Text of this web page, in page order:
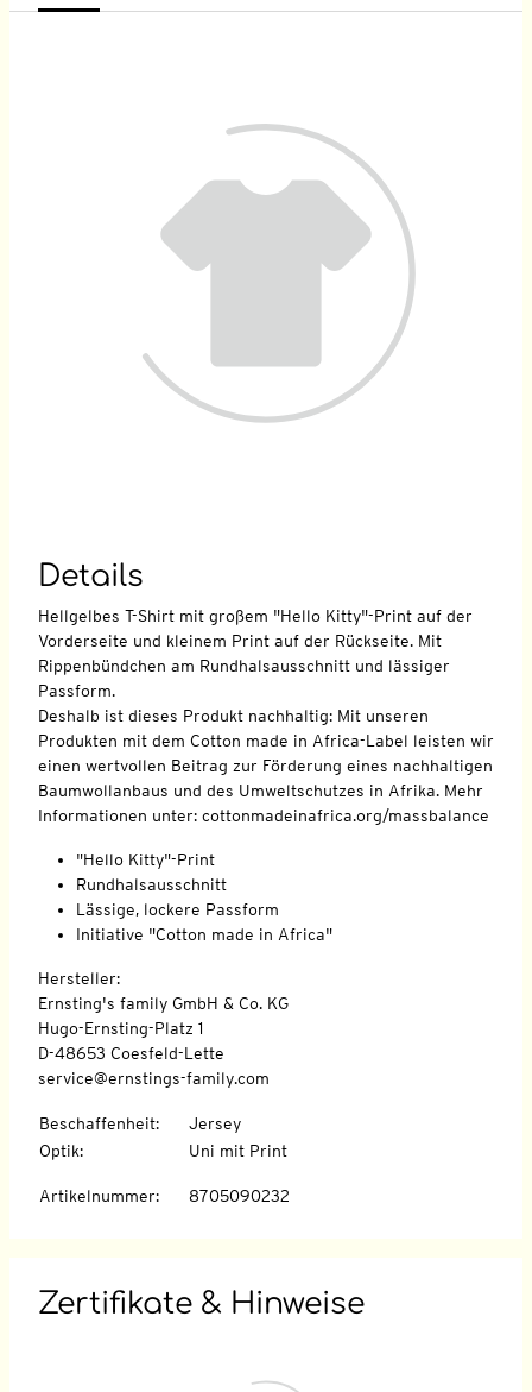
Details
Hellgelbes T-Shirt mit großem "Hello Kitty"-Print auf der
Vorderseite und kleinem Print auf der Rückseite. Mit
Rippenbündchen am Rundhalsausschnitt und lässiger
Passform.
Deshalb ist dieses Produkt nachhaltig: Mit unseren
Produkten mit dem Cotton made in Africa-Label leisten wir
einen wertvollen Beitrag zur Förderung eines nachhaltigen
Baumwollanbaus und des Umweltschutzes in Afrika. Mehr
Informationen unter: cottonmadeinafrica.org/massbalance
"Hello Kitty"-Print
Rundhalsausschnitt
Lässige, lockere Passform
Initiative "Cotton made in Africa"
Hersteller:
Ernsting's family GmbH & Co. KG
Hugo-Ernsting-Platz 1
D-48653 Coesfeld-Lette
service@ernstings-family.com
Beschaffenheit:
Jersey
Optik: Uni mit Print
Artikelnummer: 8705090232
Zertifikate & Hinweise